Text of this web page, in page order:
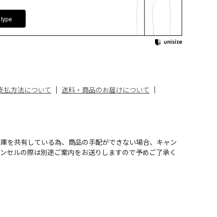
払方法について 送料・商品のお届けについて
を共有している為、商品の手配ができない場合、キャン
セルの際は別途ご案内をお送りしますので予めご了承く